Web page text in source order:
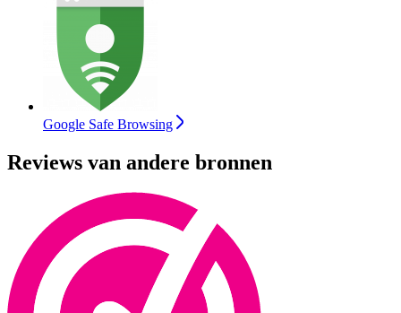
Google Safe Browsing
Reviews van andere bronnen